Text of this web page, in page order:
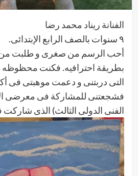
الفنانة ريناد محمد رضا
٩ سنوات بالصف الرابع الإبتدائى.
أحب الرسم من صغرى و طلبت من
بطريقة احترافيه. فكنت محظوظه
التى دربتنى و دعمت موهبتى فى
فشجعتنى للمشاركة فى معرضى
الفنى الدولى الثالث) الذى شاركت